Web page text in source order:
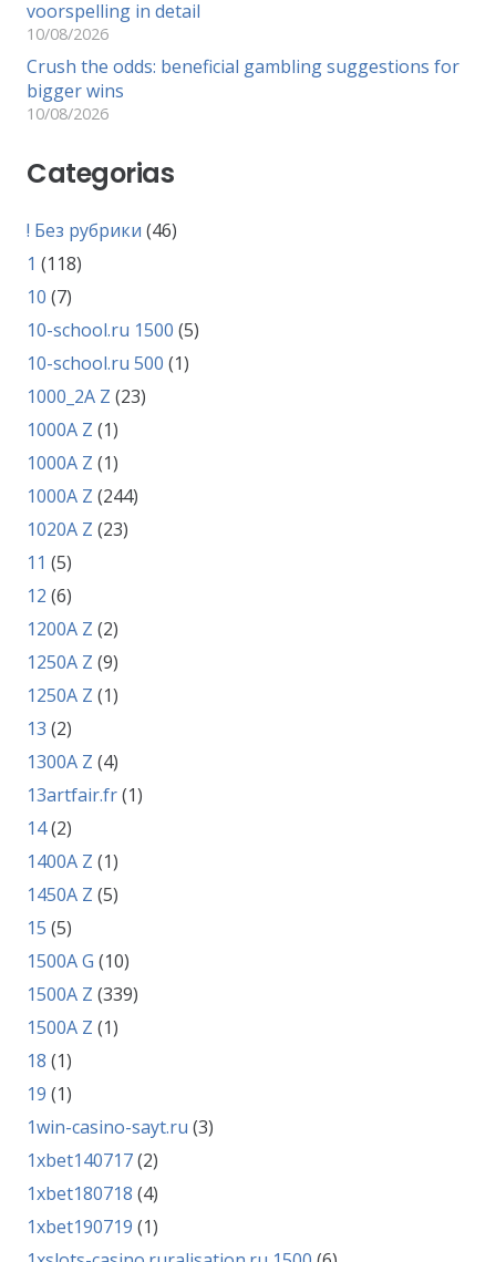
voorspelling in detail
10/08/2026
Crush the odds: beneficial gambling suggestions for
bigger wins
10/08/2026
Categorias
! Без рубрики (46)
1 (118)
10 (7)
10-school.ru 1500 (5)
10-school.ru 500 (1)
1000_2A Z (23)
1000A Z (1)
1000A Z (1)
1000A Z (244)
1020A Z (23)
11 (5)
12 (6)
1200A Z (2)
1250A Z (9)
1250A Z (1)
13 (2)
1300A Z (4)
13artfair.fr(1)
14(2)
1400A Z (1)
1450A Z (5)
15 (5)
1500A G (10)
1500A Z (339)
1500A Z (1)
18 (1)
19 (1)
1win-casino-sayt.ru (3)
1xbet140717(2)
1xbet180718 (4)
1xbet190719 (1)